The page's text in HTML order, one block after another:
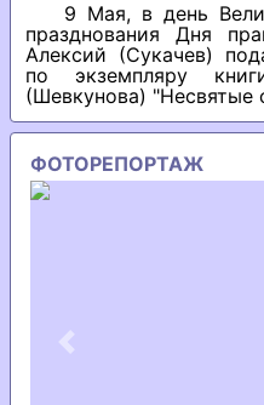
9 Мая, в день
празднования Дня
Алексий (Сукачев)
по экземпляру
(Шевкунова) "Несвятые
ФОТОРЕПОРТАЖ
Previous